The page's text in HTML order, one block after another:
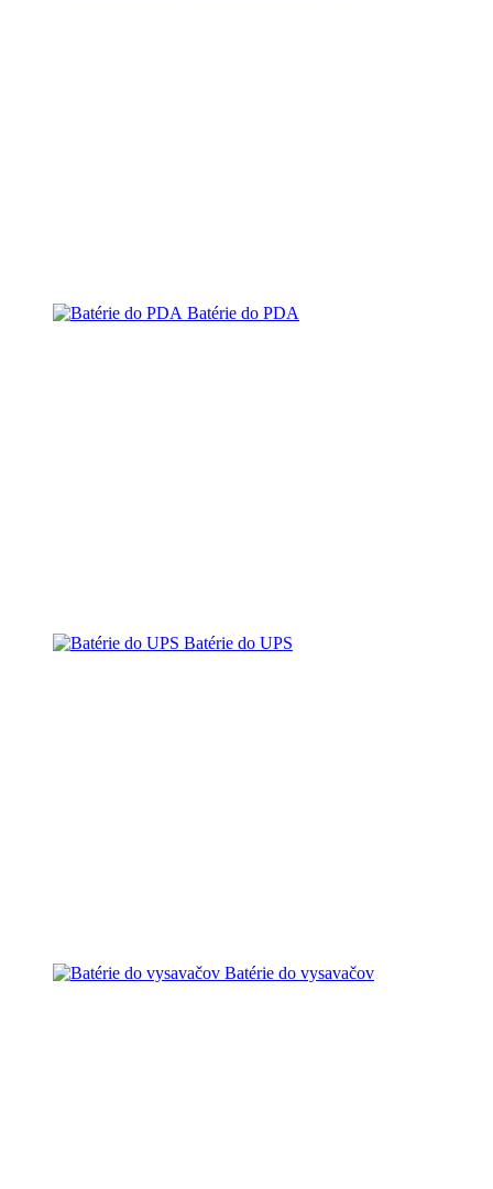
Batérie do PDA
Batérie do UPS
Batérie do vysavačov